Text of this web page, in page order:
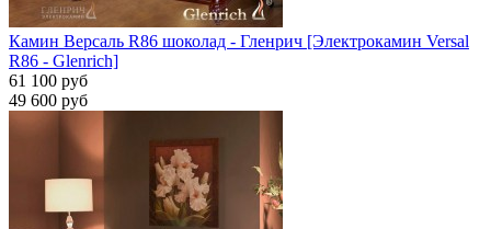
Камин Версаль R86 шоколад - Гленрич [Электрокамин Versal
R86 - Glenrich]
61 100 руб
49 600 руб